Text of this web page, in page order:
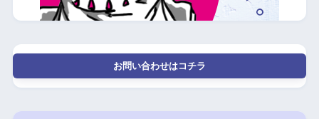
お問い合わせはコチラ